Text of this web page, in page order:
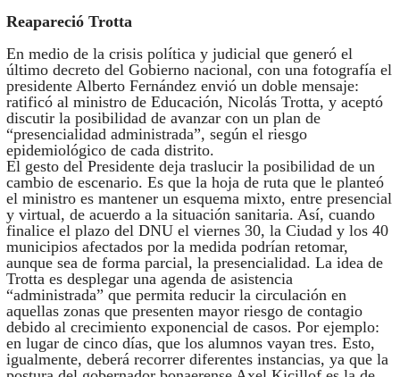
Reapareció Trotta
En medio de la crisis política y judicial que generó el
último decreto del Gobierno nacional, con una fotografía el
presidente Alberto Fernández envió un doble mensaje:
ratificó al ministro de Educación, Nicolás Trotta, y aceptó
discutir la posibilidad de avanzar con un plan de
“presencialidad administrada”, según el riesgo
epidemiológico de cada distrito.
El gesto del Presidente deja traslucir la posibilidad de un
cambio de escenario. Es que la hoja de ruta que le planteó
el ministro es mantener un esquema mixto, entre presencial
y virtual, de acuerdo a la situación sanitaria. Así, cuando
finalice el plazo del DNU el viernes 30, la Ciudad y los 40
municipios afectados por la medida podrían retomar,
aunque sea de forma parcial, la presencialidad. La idea de
Trotta es desplegar una agenda de asistencia
“administrada” que permita reducir la circulación en
aquellas zonas que presenten mayor riesgo de contagio
debido al crecimiento exponencial de casos. Por ejemplo:
en lugar de cinco días, que los alumnos vayan tres. Esto,
igualmente, deberá recorrer diferentes instancias, ya que la